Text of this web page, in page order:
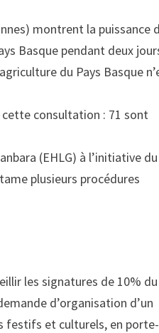
montrent la puissance
Basque pendant deux
du Pays Basque
cette consultation : 71 sont
(EHLG) à l’initiative du
plusieurs procédures
les signatures de 10% du
d’organisation d’un
festifs et culturels, en